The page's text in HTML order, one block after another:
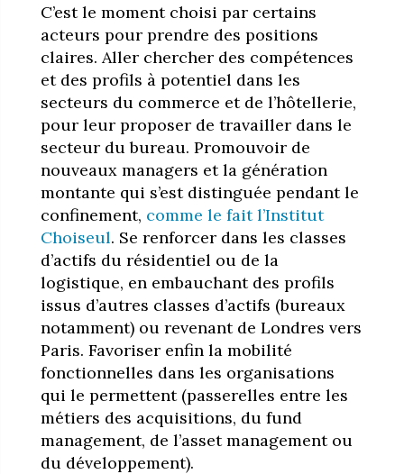
C’est le moment choisi par certains
acteurs pour prendre des positions
claires. Aller chercher des compétences
et des profils à potentiel dans les
secteurs du commerce et de l’hôtellerie,
pour leur proposer de travailler dans le
secteur du bureau. Promouvoir de
nouveaux managers et la génération
montante qui s’est distinguée pendant le
confinement, comme le fait l’Institut
Choiseul. Se renforcer dans les classes
d’actifs du résidentiel ou de la
logistique, en embauchant des profils
issus d’autres classes d’actifs (bureaux
notamment) ou revenant de Londres vers
Paris. Favoriser enfin la mobilité
fonctionnelles dans les organisations
qui le permettent (passerelles entre les
métiers des acquisitions, du fund
management, de l’asset management ou
du développement).